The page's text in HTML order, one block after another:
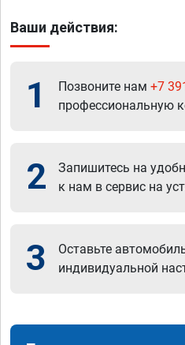
Ваши действия:
1 Позвоните нам +7
профессиональную
2
Запишитесь на
к нам в сервис на
3
Оставьте
индивидуальной